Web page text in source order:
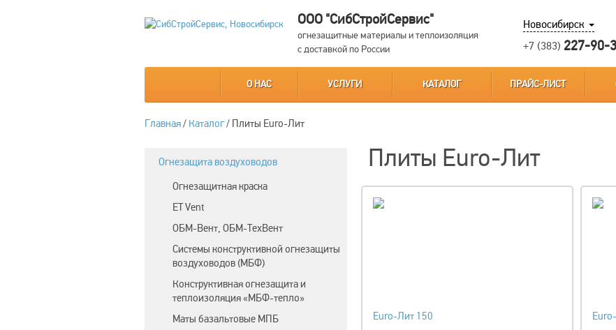
Новосибирск
+7 (383) 227-90-
ООО "СибСтройСервис"
огнезащитные материалы и теплоизоляция
с доставкой по России
О НАС УСЛУГИ КАТАЛОГ ПРАЙС-ЛИСТ
Главная/ Каталог/ Плиты Euro-Лит
Огнезащита воздуховодов
Огнезащитная краска
ET Vent
ОБМ-Вент, ОБМ-ТехВент
Системы конструктивной огнезащиты
воздуховодов (МБФ)
Конструктивная огнезащита и
теплоизоляция «МБФ-тепло»
Маты базальтовые МПБ
Плиты Euro-Лит
Euro-Лит 150